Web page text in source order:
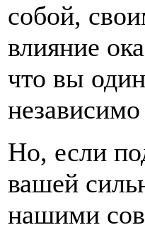
собой,
влияние
что вы
Но, если
вашей
нашими